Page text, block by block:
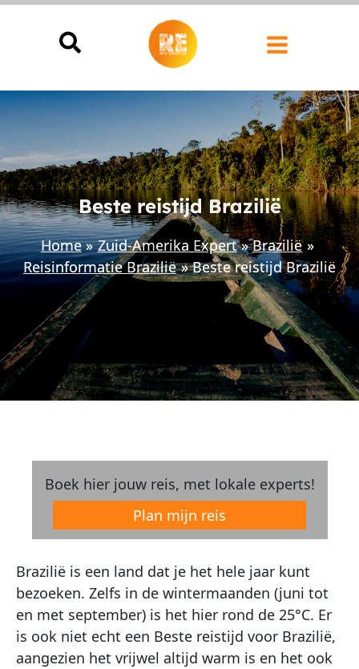
Ga
Beste reistijd Brazilië
Home Zuid-Amerika Expert
Brazilië
Reisinformatie Brazilië
Beste reistijd Brazilië
Boek hier jouw reis, met lokale experts!
Plan mijn reis
Brazilië is een land dat je het hele jaar kunt
bezoeken. Zelfs in de wintermaanden (juni tot
en met september) is het hier rond de 25°C. Er
is ook niet echt een Beste reistijd voor Brazilië,
aangezien het vrijwel altijd warm is en het ook